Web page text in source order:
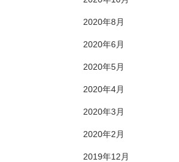
2020年8月
2020年6月
2020年5月
2020年4月
2020年3月
2020年2月
2019年12月